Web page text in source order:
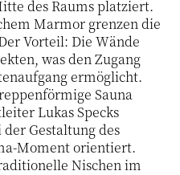
des Raums platziert.
Marmor grenzen die
Vorteil: Die Wände
was den Zugang
ermöglicht.
Sauna
Lukas Specks
Gestaltung des
Moment orientiert.
Nischen im